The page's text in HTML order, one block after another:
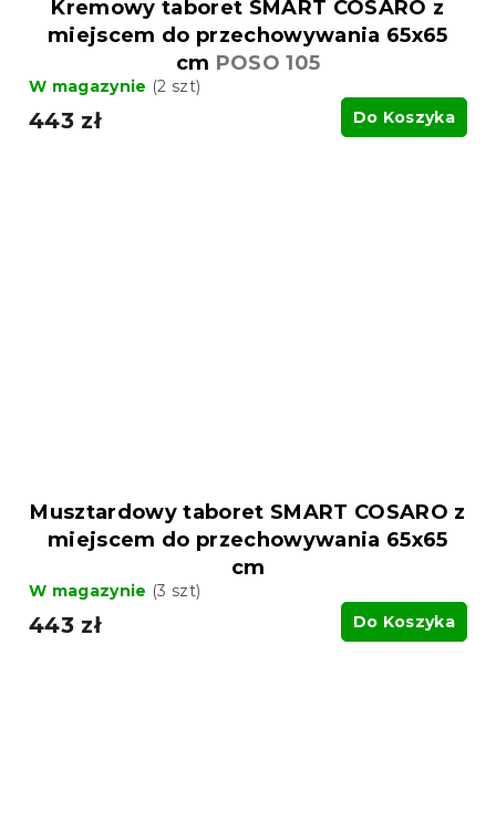
Kremowy taboret SMART COSARO z
miejscem do przechowywania 65x65
cm POSO 105
W magazynie (2 szt)
443 zł Do Koszyka
Musztardowy taboret SMART COSARO z
miejscem do przechowywania 65x65
cm
W magazynie (3 szt)
443 zł Do Koszyka